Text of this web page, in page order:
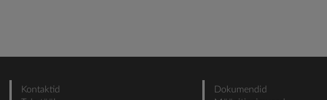
Kontaktid
Dokumendid